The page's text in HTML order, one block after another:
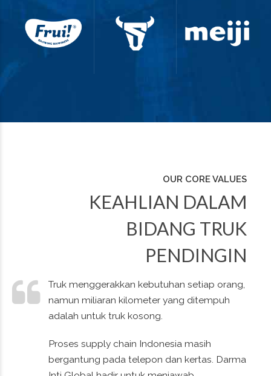
OUR CORE VALUES
KEAHLIAN DALAM
BIDANG TRUK
PENDINGIN
Truk menggerakkan kebutuhan setiap orang,
namun miliaran kilometer yang ditempuh
adalah untuk truk kosong.
Proses supply chain Indonesia masih
bergantung pada telepon dan kertas. Darma
0
1
0
1
0
11